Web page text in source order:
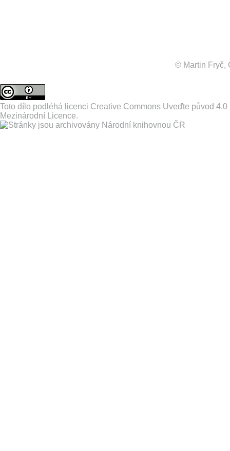
© Martin Fryč,
Toto dílo podléhá licenci Creative Commons Uveďte původ 4.0
Mezinárodní Licence.